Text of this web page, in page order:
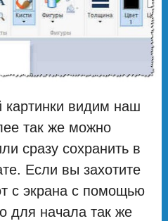
картинки видим наш
так же можно
сразу сохранить в
Если вы захотите
с экрана с помощью
для начала так же